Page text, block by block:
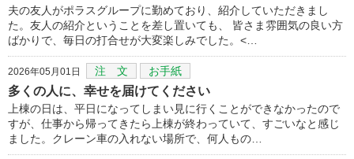
夫の友人がポラスグループに勤めており、紹介していただきまし
た。友人の紹介ということを差し置いても、 皆さま雰囲気の良い方
ばかりで、毎日の打合せが大変楽しみでした。<…
2026年05月01日 注 文 お手紙
多くの人に、幸せを届けてください
上棟の日は、平日になってしまい見に行くことができなかったので
すが、仕事から帰ってきたら上棟が終わっていて、すごいなと感じ
ました。クレーン車の入れない場所で、何人もの…